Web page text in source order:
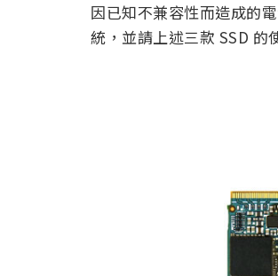
因已知不兼容性而造成的
統，並請上述三款 SSD 的